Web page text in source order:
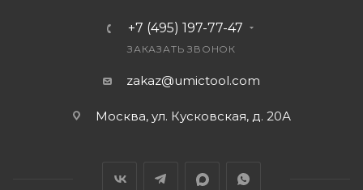
+7 (495) 197-77-47
ЗАКАЗАТЬ ЗВОНОК
zakaz@umictool.com
Москва, ул. Кусковская, д. 20А